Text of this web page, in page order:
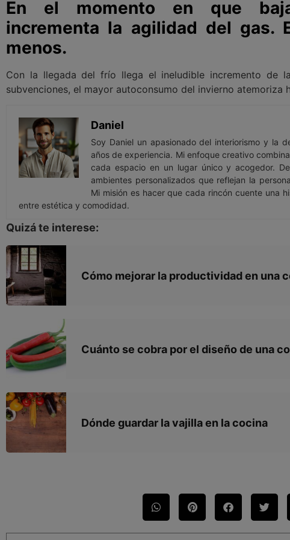
En el momento en que
incrementa la agilidad del gas.
menos.
Con la llegada del frío llega el ineludible incremento de
subvenciones, el mayor autoconsumo del invierno atemoriza
Daniel
Soy Daniel un apasionado del interiorismo y la
años de experiencia. Mi enfoque creativo
cada espacio en un lugar único y acogedor.
ambientes personalizados que reflejan la
Mi misión es hacer que cada rincón cuente una
entre estética y comodidad.
Quizá te interese:
Cómo mejorar la productividad en una
Cuánto se cobra por el diseño de una
Dónde guardar la vajilla en la cocina